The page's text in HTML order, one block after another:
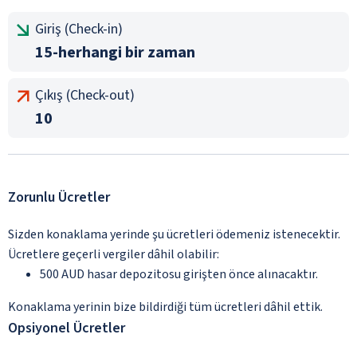
Giriş (Check-in)
15-herhangi bir zaman
Çıkış (Check-out)
10
Zorunlu Ücretler
Sizden konaklama yerinde şu ücretleri ödemeniz istenecektir.
Ücretlere geçerli vergiler dâhil olabilir:
500 AUD hasar depozitosu girişten önce alınacaktır.
Konaklama yerinin bize bildirdiği tüm ücretleri dâhil ettik.
Opsiyonel Ücretler